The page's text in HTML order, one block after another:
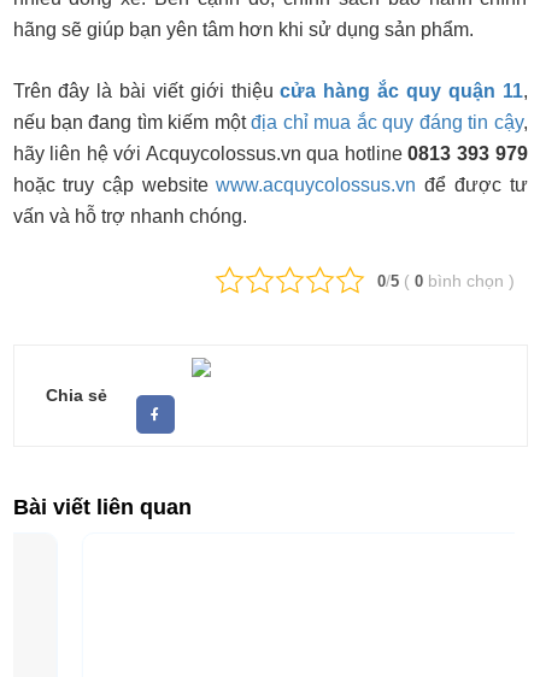
hãng sẽ giúp bạn yên tâm hơn khi sử dụng sản phẩm.
Trên đây là bài viết giới thiệu cửa hàng ắc quy quận 11,
nếu bạn đang tìm kiếm mộtđịa chỉ mua ắc quy đáng tin cậy,
hãy liên hệ với Acquycolossus.vn qua hotline0813 393 979
hoặc truy cập websitewww.acquycolossus.vn để được tư
vấn và hỗ trợ nhanh chóng.
0/5 ( 0 bình chọn )
Chia sẻ
Bài viết liên quan